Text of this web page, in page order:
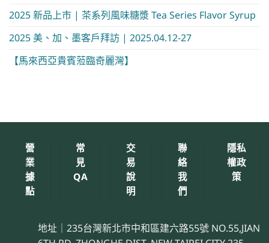
2025 新品上市 | 茶系列風味糖漿 Tea Series Flavor Syrup
2025 美、加、墨客戶拜訪 | 2025.04.12-27
【馬來西亞貴賓蒞臨奇麗灣】
營
業
據
點
常
見
QA
交
易
說
明
聯
絡
我
們
隱私
權政
策
地址｜235台灣新北市中和區建六路55號 NO.55,JIAN